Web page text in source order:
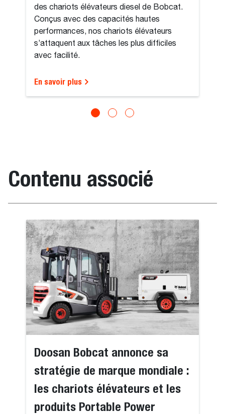
des chariots élévateurs diesel de Bobcat.
Conçus avec des capacités hautes
performances, nos chariots élévateurs
s’attaquent aux tâches les plus difficiles
avec facilité.
En savoir plus
Contenu associé
Doosan Bobcat annonce sa
stratégie de marque mondiale :
les chariots élévateurs et les
produits Portable Power